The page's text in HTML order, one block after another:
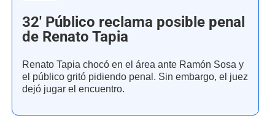
32' Público reclama posible penal
de Renato Tapia
Renato Tapia chocó en el área ante Ramón Sosa y
el público gritó pidiendo penal. Sin embargo, el juez
dejó jugar el encuentro.